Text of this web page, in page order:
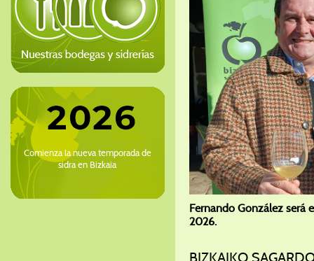
Comienza la nueva temporada de
sidra en Bizkaia
Fernando González será
2026.
BIZKAIKO